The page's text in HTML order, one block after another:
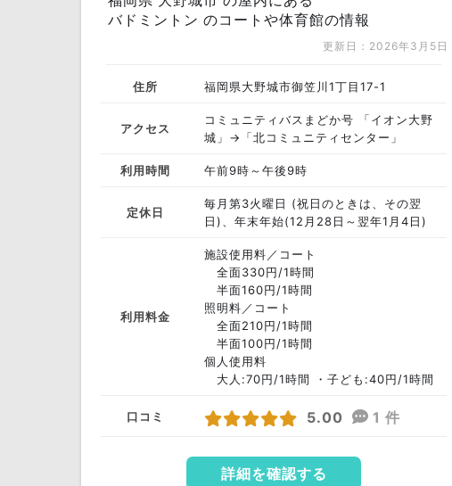
バドミントン のコートや体育館の情報
更新日：2026年3月5日
住所 福岡県大野城市御笠川1丁目17-1
アクセス
コミュニティバスまどか号 「イオン大野
城」→「北コミュニティセンター」
利用時間 午前9時～午後9時
定休日
毎月第3火曜日 (祝日のときは、その翌
日)、年末年始(12月28日～翌年1月4日)
利用料金
施設使用料／コート
全面330円/1時間
半面160円/1時間
照明料／コート
全面210円/1時間
半面100円/1時間
個人使用料
大人:70円/1時間 ・子ども:40円/1時間
口コミ 5.00 1 件
詳細を確認する